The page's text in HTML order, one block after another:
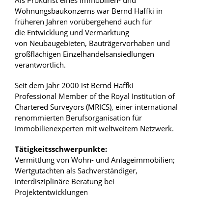
Wohnungsbaukonzerns war Bernd Haffki in
früheren Jahren vorübergehend auch für
die Entwicklung und Vermarktung
von Neubaugebieten, Bauträgervorhaben und
großflächigen Einzelhandelsansiedlungen
verantwortlich.
Seit dem Jahr 2000 ist Bernd Haffki
Professional Member of the Royal Institution of
Chartered Surveyors (MRICS), einer international
renommierten Berufsorganisation für
Immobilienexperten mit weltweitem Netzwerk.
Tätigkeitsschwerpunkte:
Vermittlung von Wohn- und Anlageimmobilien;
Wertgutachten als Sachverständiger,
interdisziplinäre Beratung bei
Projektentwicklungen